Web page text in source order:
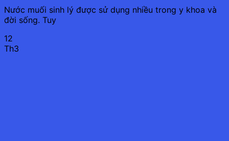
Nước muối sinh lý được sử dụng nhiều trong y khoa và
đời sống. Tuy
12
Th3